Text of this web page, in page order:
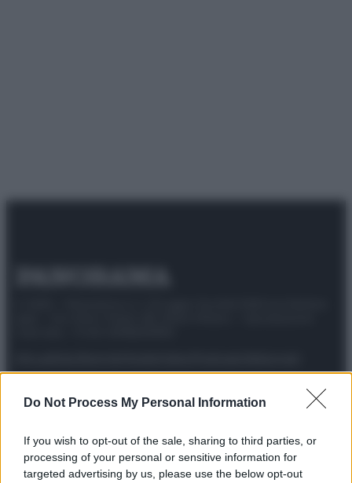
Do Not Process My Personal Information
If you wish to opt-out of the sale, sharing to third parties, or
processing of your personal or sensitive information for
targeted advertising by us, please use the below opt-out
Preferenze Privacy Privacy PolicyCookie PolicyNote legali